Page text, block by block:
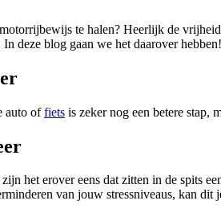
te halen? Heerlijk de
deze blog gaan we het daarover hebben!
auto offiets is zeker nog een betere stap,
het erover eens dat zitten in de spits
van jouw stressniveaus, kan dit